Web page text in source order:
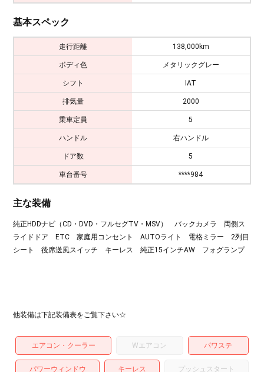
基本スペック
走行距離 138,000km
ボディ色 メタリックグレー
シフト IAT
排気量 2000
乗車定員 5
ハンドル 右ハンドル
ドア数 5
車台番号 ****984
主な装備
純正HDDナビ（CD・DVD・フルセグTV・MSV） バックカメラ 両側ス
ライドドア ETC 家庭用コンセント AUTOライト 電格ミラー 2列目
シート 後席送風スイッチ キーレス 純正15インチAW フォグランプ
他装備は下記装備表をご覧下さい☆
エアコン・クーラー Wエアコン パワステ
パワーウィンドウ キーレス プッシュスタート